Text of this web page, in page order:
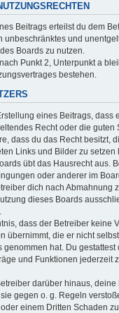
Beitrags erteilst du dem
unbeschränktes und
Boards zu nutzen.
Punkt 2, Unterpunkt a
bestehen.
eines Beitrags, dass
Recht oder die guten
dass du das Recht besitzt,
Links und Bilder zu setzen
übt das Hausrecht aus.
oder anderer im
dich nach Abmahnung
dieses Boards
dass der Betreiber keine
übernimmt, die er nicht
genommen hat. Du gestattest
und Funktionen jederzeit
darüber hinaus, deine
gegen o. g. Regeln
einem Dritten Schaden